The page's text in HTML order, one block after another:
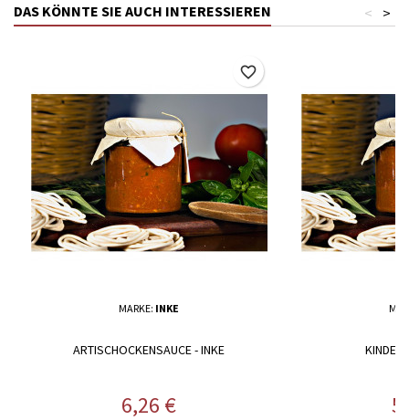
DAS KÖNNTE SIE AUCH INTERESSIEREN >
<
MARKE: INKE
ARTISCHOCKENSAUCE - INKE
Preis
6,26 €
favorite_border